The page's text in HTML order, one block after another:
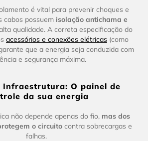
é vital para prevenir choques e
cabos possuem isolação antichama e
qualidade. A correta especificação do
acessórios e conexões elétricas (como
que a energia seja conduzida com
e segurança máxima.
Infraestrutura: O painel de
da sua energia
não depende apenas do fio, mas dos
o circuito contra sobrecargas e
falhas.